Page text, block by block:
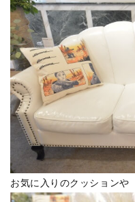
お気に入りのクッションや